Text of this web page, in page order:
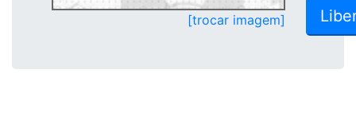
[trocar imagem]